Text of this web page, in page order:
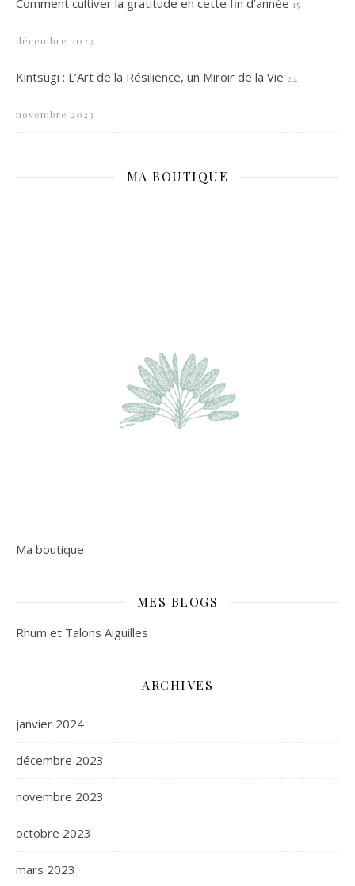
Comment cultiver la gratitude en cette fin d’année 15
décembre 2023
Kintsugi : L’Art de la Résilience, un Miroir de la Vie 24
novembre 2023
MA BOUTIQUE
Ma boutique
MES BLOGS
Rhum et Talons Aiguilles
ARCHIVES
janvier 2024
décembre 2023
novembre 2023
octobre 2023
mars 2023